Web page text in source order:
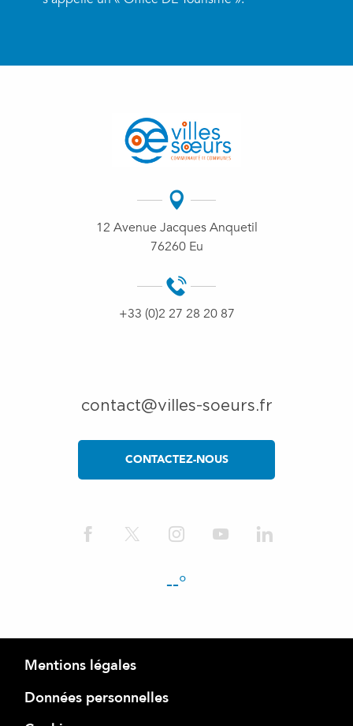
12 Avenue Jacques Anquetil
76260 Eu
+33 (0)2 27 28 20 87
contact@villes-soeurs.fr
CONTACTEZ-NOUS
--°
Mentions légales
Données personnelles